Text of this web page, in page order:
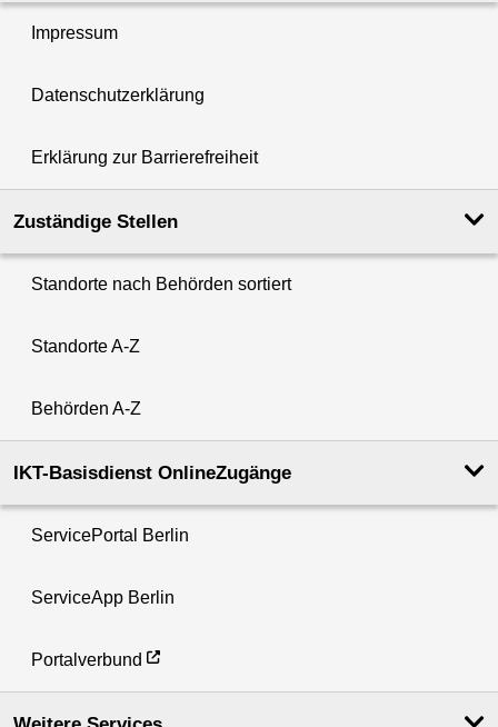
Impressum
Datenschutzerklärung
Erklärung zur Barrierefreiheit
Zuständige Stellen
Standorte nach Behörden sortiert
Standorte A-Z
Behörden A-Z
IKT-Basisdienst OnlineZugänge
ServicePortal Berlin
ServiceApp Berlin
Portalverbund